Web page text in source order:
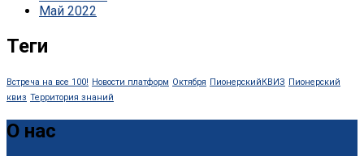
Май 2022
Теги
Встреча на все 100! Новости платформ Октября ПионерскийКВИЗ Пионерский
квиз Территория знаний
О нас